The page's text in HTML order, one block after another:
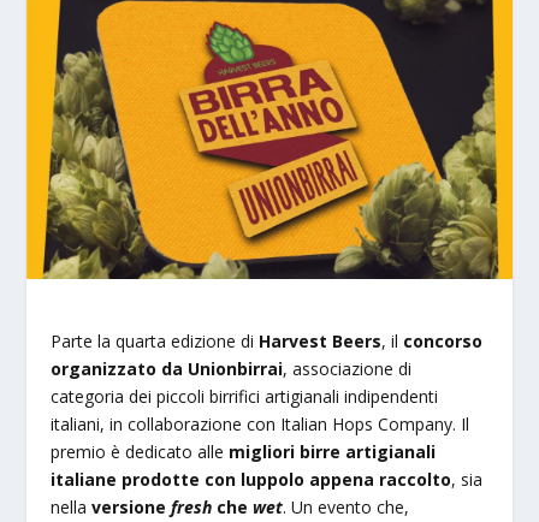
Parte la quarta edizione di Harvest Beers, il concorso
organizzato da Unionbirrai, associazione di
categoria dei piccoli birrifici artigianali indipendenti
italiani, in collaborazione con Italian Hops Company. Il
premio è dedicato alle migliori birre artigianali
italiane prodotte con luppolo appena raccolto, sia
nellaversionefresh chewet. Un evento che,